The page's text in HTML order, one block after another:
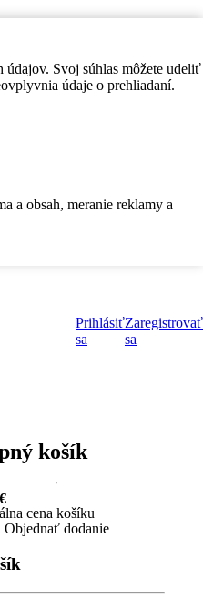
údajov. Svoj súhlas môžete udeliť
údaje o prehliadaní.
a obsah, meranie reklamy a
Prihlásiť
sa
Zaregistrovať
sa
košík
€Aktuálna cena košíku
cena košíku
Objednať dodanie